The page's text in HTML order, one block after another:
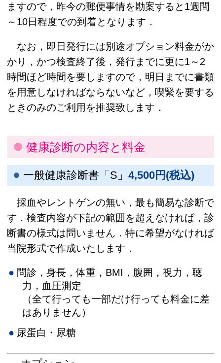
ますので，昨今の郵便事情を勘案すると1週間
～10日程度での到着となります．
なお，即日発行には別途オプション料金がか
かり，かつ検査終了後，発行までに更に1～2
時間ほど時間を要しますので，明日までに書類
を用意しなければならないなど，喫緊を要する
ときのみのご利用を推奨致します．
健康診断の内容と料金
一般健康診断書「S」4,500円(税込)
採血やレントゲンの無い，最も簡易な診断で
す．検査内容が下記の範囲を超えなければ，診
断書の様式は問いません．特に希望がなければ
当院形式で作成いたします．
問診，身長，体重，BMI，腹囲，視力，聴
力，血圧測定
（全て行っても一部だけ行っても料金に差
はありません）
尿蛋白・尿糖